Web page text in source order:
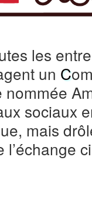
les
un C
nommée
sociaux
mais
l’échange